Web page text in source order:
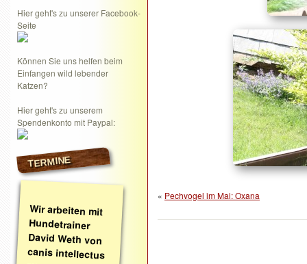
Hier geht's zu unserer Facebook-
Seite
Können Sie uns helfen beim
Einfangen wild lebender
Katzen?
Hier geht's zu unserem
Spendenkonto mit Paypal:
TERMINE
Wir arbeiten mit
Hundetrainer
David Weth von
canis intellectus
« Pechvogel im Mai: Oxana